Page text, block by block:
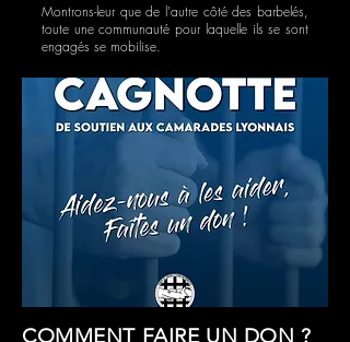
Montrons-leur que de l'autre côté des barbelés,
toute une communauté pour laquelle ils se sont
engagés se mobilise.
COMMENT FAIRE UN DON ?